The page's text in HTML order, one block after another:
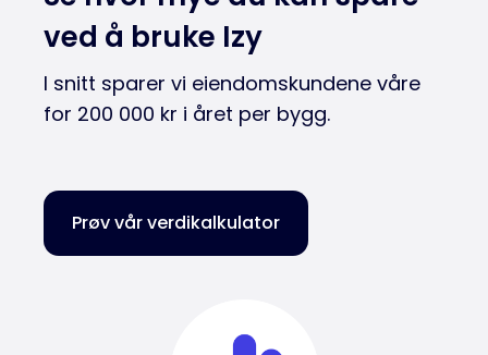
ved å bruke Izy
I snitt sparer vi eiendomskundene våre
for 200 000 kr i året per bygg.
Prøv vår verdikalkulator